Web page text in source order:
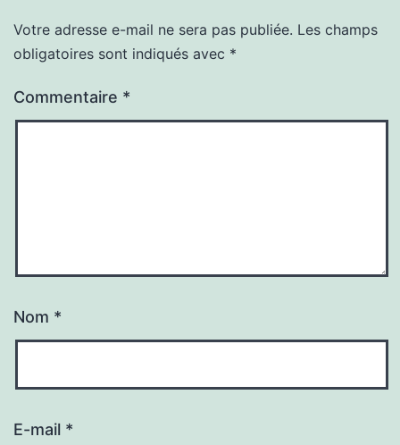
Votre adresse e-mail ne sera pas publiée. Les champs
obligatoires sont indiqués avec *
Commentaire *
Nom *
E-mail *